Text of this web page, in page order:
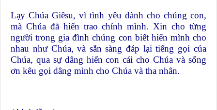
Lạy Chúa Giêsu, vì tình yêu dành cho chúng con,
mà Chúa đã hiến trao chính mình. Xin cho từng
người trong gia đình chúng con biết hiến mình cho
nhau như Chúa, và sẵn sàng đáp lại tiếng gọi của
Chúa, qua sự dâng hiến con cái cho Chúa và sống
ơn kêu gọi dâng mình cho Chúa và tha nhân.